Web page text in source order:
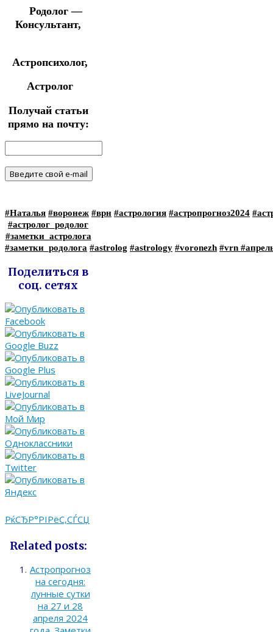
Родолог —
Консультант,
Астропсихолог,
Астролог
Получай статьи
прямо на почту:
#Наталья #воронеж #врн #астрология #астропрогноз2024
#астролог_родолог
#заметки_астролога
#заметки_родолога #astrolog #astrology #voronezh #vrn
Поделиться в
соц. сетях
РќСЂР°РІРёС‚СЃСЏ
Related posts:
Астропрогноз
на сегодня:
лунные сутки
на 27 и 28
апреля 2024